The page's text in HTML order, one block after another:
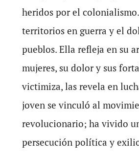
heridos por el
territorios en guerra y el
pueblos. Ella refleja en su
mujeres, su dolor y sus
victimiza, las revela en
joven se vinculó al
revolucionario; ha vivido
persecución política y